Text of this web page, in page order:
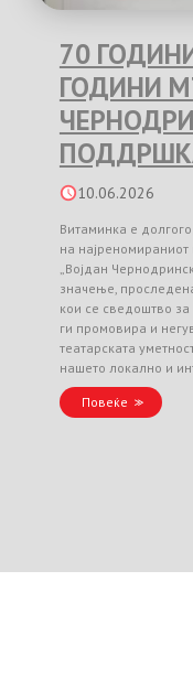
70
ГОДИНИ
10.06.2026
Витаминка е
на
„Војдан
значење,
кои се сведоштво за
ги промовира и
театарската
нашето локално и
Повеќе